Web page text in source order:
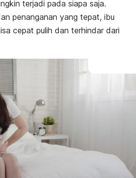
terjadi pada siapa saja.
penanganan yang tepat, ibu
cepat pulih dan terhindar dari